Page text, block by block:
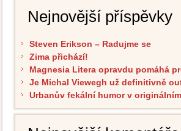
Nejnovější příspěvky
Steven Erikson – Radujme se
Zima přichází!
Magnesia Litera opravdu pomáhá
Je Michal Viewegh už definitivně
Urbanův fekální humor v